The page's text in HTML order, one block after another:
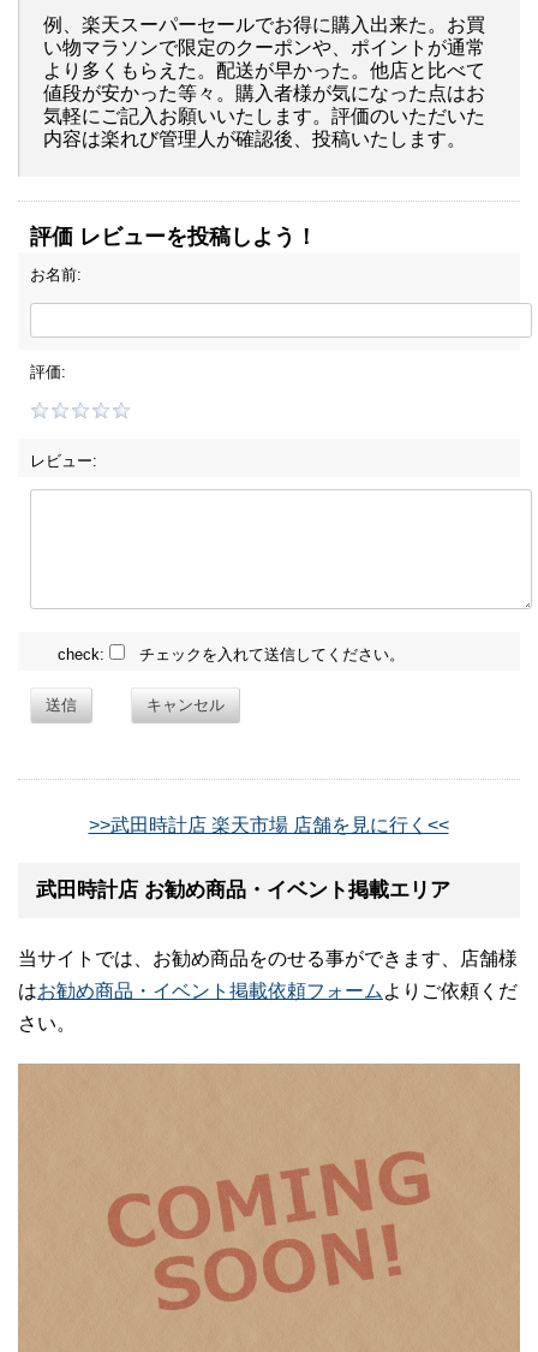
例、楽天スーパーセールでお得に購入出来た。お買
い物マラソンで限定のクーポンや、ポイントが通常
より多くもらえた。配送が早かった。他店と比べて
値段が安かった等々。購入者様が気になった点はお
気軽にご記入お願いいたします。評価のいただいた
内容は楽れび管理人が確認後、投稿いたします。
評価 レビューを投稿しよう！
お名前:
評価:
レビュー:
check: チェックを入れて送信してください。
送信 キャンセル
>>武田時計店 楽天市場 店舗を見に行く<<
武田時計店 お勧め商品・イベント掲載エリア
当サイトでは、お勧め商品をのせる事ができます、店舗様
はお勧め商品・イベント掲載依頼フォーム よりご依頼くだ
さい。